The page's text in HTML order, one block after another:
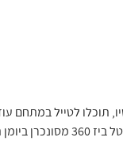
עכשיו, תוכלו לטייל
מהבית, יחד עם מערכת ההזמנות וחתימה דיגיטלית